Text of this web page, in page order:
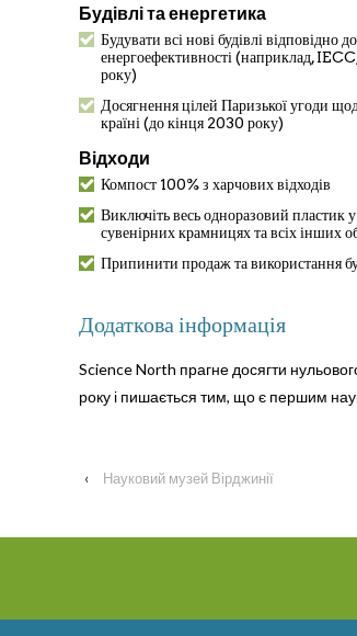
Будівлі та енергетика
Будувати всі нові будівлі відповідно
енергоефективності (наприклад,
року)
Досягнення цілей Паризької угоди
країні (до кінця 2030 року)
Відходи
Компост 100% з харчових відходів
Виключіть весь одноразовий пластик
сувенірних крамницях та всіх інших
Припинити продаж та використання
Додаткова інформація
Science North прагне досягти нульового
року і пишається тим, що є першим
‹ Науковий музей Вірджинії